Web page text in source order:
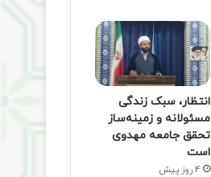
انتظار، سبک زندگی
مسئولانه و زمینه‌ساز
تحقق جامعه مهدوی
است
4 روز پیش